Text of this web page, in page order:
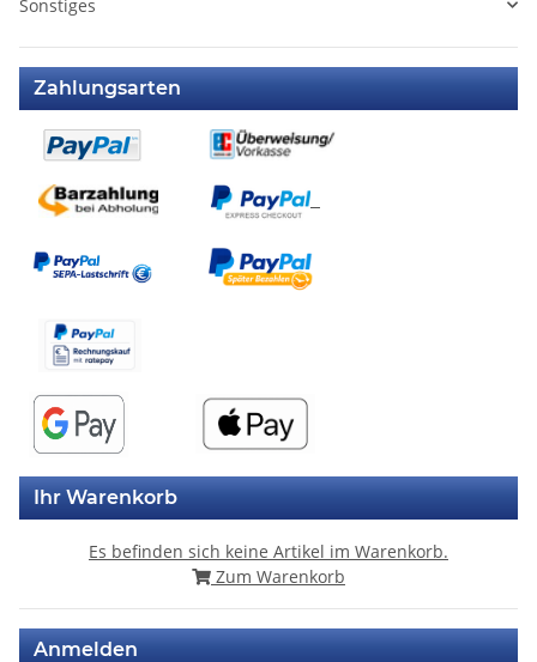
Sonstiges
Zahlungsarten
Ihr Warenkorb
Es befinden sich keine Artikel im Warenkorb.
Zum Warenkorb
Anmelden